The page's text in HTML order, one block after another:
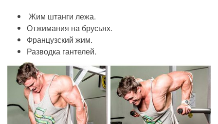
Жим штанги лежа.
Отжимания на брусьях.
Французский жим.
Разводка гантелей.